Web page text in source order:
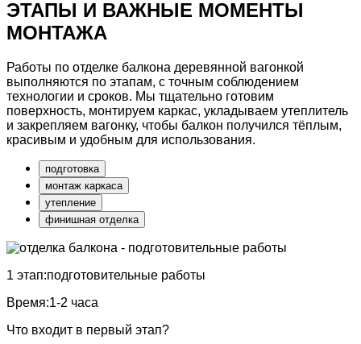
ЭТАПЫ И ВАЖНЫЕ МОМЕНТЫ
МОНТАЖА
Работы по отделке балкона деревянной вагонкой
выполняются по этапам, с точным соблюдением
технологии и сроков. Мы тщательно готовим
поверхность, монтируем каркас, укладываем утеплитель
и закрепляем вагонку, чтобы балкон получился тёплым,
красивым и удобным для использования.
подготовка
монтаж каркаса
утепление
финишная отделка
1 этап:подготовительные работы
Время:1-2 часа
Что входит в первый этап?